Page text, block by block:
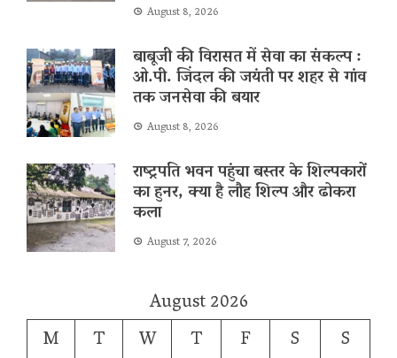
August 8, 2026
बाबूजी की विरासत में सेवा का संकल्प :
ओ.पी. जिंदल की जयंती पर शहर से गांव
तक जनसेवा की बयार
August 8, 2026
राष्ट्रपति भवन पहुंचा बस्तर के शिल्पकारों
का हुनर, क्या है लौह शिल्प और ढोकरा
कला
August 7, 2026
August 2026
M
T W T F S
S